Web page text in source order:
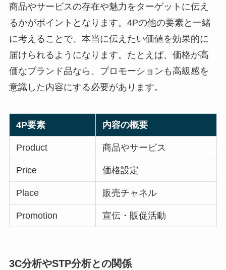
商品やサービスの存在や魅力をターゲットに伝え
るかがポイントとなります。4Pの他の要素と一緒
に考えることで、本当に伝えたい価値を効果的に
届けられるようになります。たとえば、価格が高
価なブランド品なら、プロモーションも高級感を
意識した内容にする必要があります。
4P要素 内容の概要
Product 商品やサービス
Price 価格設定
Place 販売チャネル
Promotion 宣伝・販促活動
3C分析やSTP分析との関係